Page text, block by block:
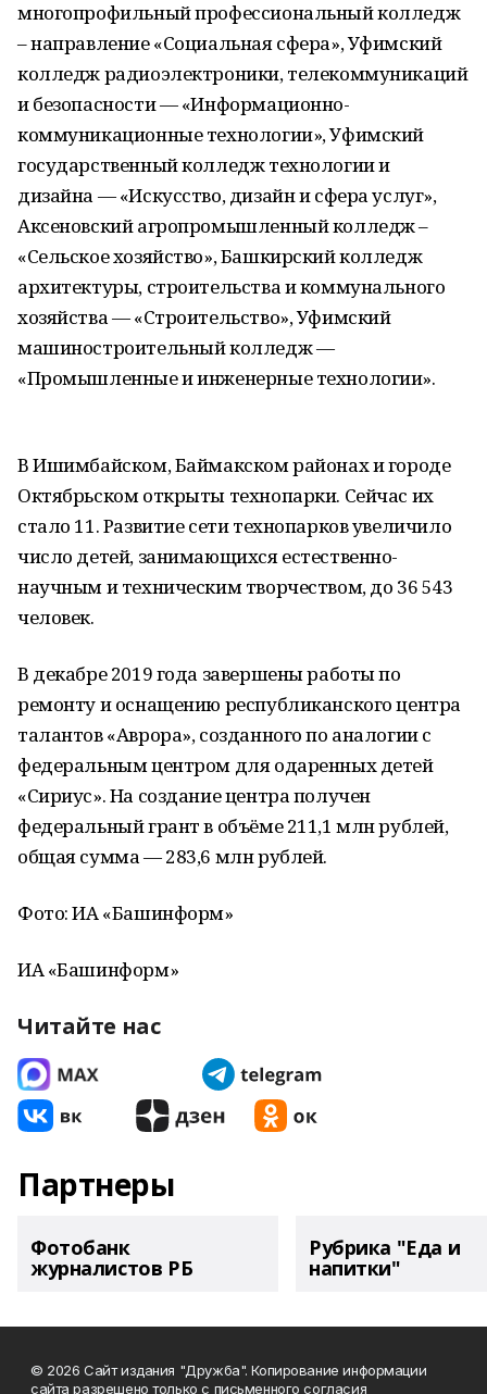
многопрофильный профессиональный колледж
– направление «Социальная сфера», Уфимский
колледж радиоэлектроники, телекоммуникаций
и безопасности — «Информационно-
коммуникационные технологии», Уфимский
государственный колледж технологии и
дизайна — «Искусство, дизайн и сфера услуг»,
Аксеновский агропромышленный колледж –
«Сельское хозяйство», Башкирский колледж
архитектуры, строительства и коммунального
хозяйства — «Строительство», Уфимский
машиностроительный колледж —
«Промышленные и инженерные технологии».
В Ишимбайском, Баймакском районах и городе
Октябрьском открыты технопарки. Сейчас их
стало 11. Развитие сети технопарков увеличило
число детей, занимающихся естественно-
научным и техническим творчеством, до 36 543
человек.
В декабре 2019 года завершены работы по
ремонту и оснащению республиканского центра
талантов «Аврора», созданного по аналогии с
федеральным центром для одаренных детей
«Сириус». На создание центра получен
федеральный грант в объёме 211,1 млн рублей,
общая сумма — 283,6 млн рублей.
Фото: ИА «Башинформ»
ИА «Башинформ»
Читайте нас
Партнеры
Фотобанк
журналистов РБ
Рубрика "Еда и
напитки"
© 2026 Сайт издания "Дружба". Копирование информации
сайта разрешено только с письменного согласия